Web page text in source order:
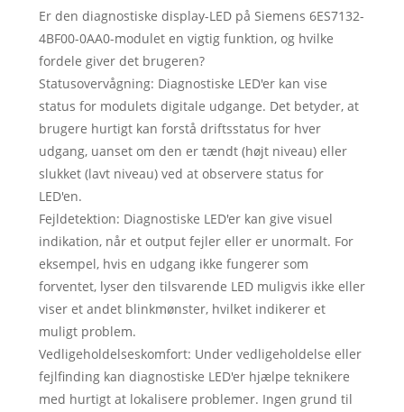
Er den diagnostiske display-LED på Siemens 6ES7132-
4BF00-0AA0-modulet en vigtig funktion, og hvilke
fordele giver det brugeren?
Statusovervågning: Diagnostiske LED'er kan vise
status for modulets digitale udgange. Det betyder, at
brugere hurtigt kan forstå driftsstatus for hver
udgang, uanset om den er tændt (højt niveau) eller
slukket (lavt niveau) ved at observere status for
LED'en.
Fejldetektion: Diagnostiske LED'er kan give visuel
indikation, når et output fejler eller er unormalt. For
eksempel, hvis en udgang ikke fungerer som
forventet, lyser den tilsvarende LED muligvis ikke eller
viser et andet blinkmønster, hvilket indikerer et
muligt problem.
Vedligeholdelseskomfort: Under vedligeholdelse eller
fejlfinding kan diagnostiske LED'er hjælpe teknikere
med hurtigt at lokalisere problemer. Ingen grund til